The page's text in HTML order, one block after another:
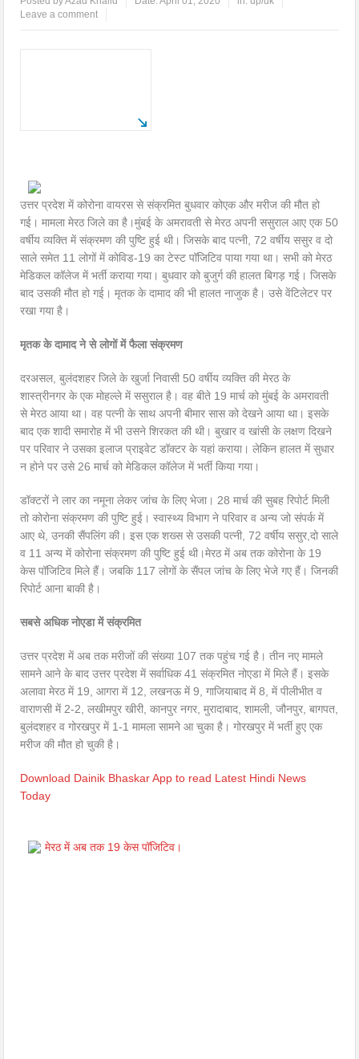
Leave a comment
उत्तर प्रदेश में कोरोना वायरस से संक्रमित बुधवार कोएक और मरीज की मौत हो
गई। मामला मेरठ जिले का है।मुंबई के अमरावती से मेरठ अपनी ससुराल आए एक 50
वर्षीय व्यक्ति में संक्रमण की पुष्टि हुई थी। जिसके बाद पत्नी, 72 वर्षीय ससुर व दो
साले समेत 11 लोगों में कोविड-19 का टेस्ट पॉजिटिव पाया गया था। सभी को मेरठ
मेडिकल कॉलेज में भर्ती कराया गया। बुधवार को बुजुर्ग की हालत बिगड़ गई। जिसके
बाद उसकी मौत हो गई। मृतक के दामाद की भी हालत नाजुक है। उसे वेंटिलेटर पर
रखा गया है।
मृतक के दामाद ने से लोगों में फैला संक्रमण
दरअसल, बुलंदशहर जिले के खुर्जा निवासी 50 वर्षीय व्यक्ति की मेरठ के
शास्त्रीनगर के एक मोहल्ले में ससुराल है। वह बीते 19 मार्च को मुंबई के अमरावती
से मेरठ आया था। वह पत्नी के साथ अपनी बीमार सास को देखने आया था। इसके
बाद एक शादी समारोह में भी उसने शिरकत की थी। बुखार व खांसी के लक्षण दिखने
पर परिवार ने उसका इलाज प्राइवेट डॉक्टर के यहां कराया। लेकिन हालत में सुधार
न होने पर उसे 26 मार्च को मेडिकल कॉलेज में भर्ती किया गया।
डॉक्टरों ने लार का नमूना लेकर जांच के लिए भेजा। 28 मार्च की सुबह रिपोर्ट मिली
तो कोरोना संक्रमण की पुष्टि हुई। स्वास्थ्य विभाग ने परिवार व अन्य जो संपर्क में
आए थे, उनकी सैंपलिंग की। इस एक शख्स से उसकी पत्नी, 72 वर्षीय ससुर,दो साले
व 11 अन्य में कोरोना संक्रमण की पुष्टि हुई थी।मेरठ में अब तक कोरोना के 19
केस पॉजिटिव मिले हैं। जबकि 117 लोगों के सैंपल जांच के लिए भेजे गए हैं। जिनकी
रिपोर्ट आना बाकी है।
सबसे अधिक नोएडा में संक्रमित
उत्तर प्रदेश में अब तक मरीजों की संख्या 107 तक पहुंच गई है। तीन नए मामले
सामने आने के बाद उत्तर प्रदेश में सर्वाधिक 41 संक्रमित नोएडा में मिले हैं। इसके
अलावा मेरठ में 19, आगरा में 12, लखनऊ में 9, गाजियाबाद में 8, में पीलीभीत व
वाराणसी में 2-2, लखीमपुर खीरी, कानपुर नगर, मुरादाबाद, शामली, जौनपुर, बागपत,
बुलंदशहर व गोरखपुर में 1-1 मामला सामने आ चुका है। गोरखपुर में भर्ती हुए एक
मरीज की मौत हो चुकी है।
Download Dainik Bhaskar App to read Latest Hindi News
Today
मेरठ में अब तक 19 केस पॉजिटिव।